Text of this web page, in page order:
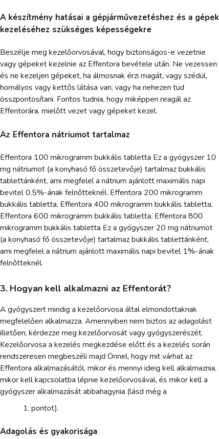
A készítmény hatásai a gépjárművezetéshez és a gépek
kezeléséhez szükséges képességekre
Beszélje meg kezelőorvosával, hogy biztonságos-e vezetnie
vagy gépeket kezelnie az Effentora bevétele után. Ne vezessen
és ne kezeljen gépeket, ha álmosnak érzi magát, vagy szédül,
homályos vagy kettős látása van, vagy ha nehezen tud
összpontosítani. Fontos tudnia, hogy miképpen reagál az
Effentorára, mielőtt vezet vagy gépeket kezel.
Az Effentora nátriumot tartalmaz
Effentora 100 mikrogramm bukkális tabletta Ez a gyógyszer 10
mg nátriumot (a konyhasó fő összetevője) tartalmaz bukkális
tablettánként, ami megfelel a nátrium ajánlott maximális napi
bevitel 0,5%-ának felnőtteknél. Effentora 200 mikrogramm
bukkális tabletta, Effentora 400 mikrogramm bukkális tabletta,
Effentora 600 mikrogramm bukkális tabletta, Effentora 800
mikrogramm bukkális tabletta Ez a gyógyszer 20 mg nátriumot
(a konyhasó fő összetevője) tartalmaz bukkális tablettánként,
ami megfelel a nátrium ajánlott maximális napi bevitel 1%-ának
felnőtteknél.
3. Hogyan kell alkalmazni az Effentorát?
A gyógyszert mindig a kezelőorvosa által elmondottaknak
megfelelően alkalmazza. Amennyiben nem biztos az adagolást
illetően, kérdezze meg kezelőorvosát vagy gyógyszerészét.
Kezelőorvosa a kezelés megkezdése előtt és a kezelés során
rendszeresen megbeszéli majd Önnel, hogy mit várhat az
Effentora alkalmazásától, mikor és mennyi ideig kell alkalmaznia,
mikor kell kapcsolatba lépnie kezelőorvosával, és mikor kell a
gyógyszer alkalmazását abbahagynia (lásd még a
pontot).
Adagolás és gyakorisága